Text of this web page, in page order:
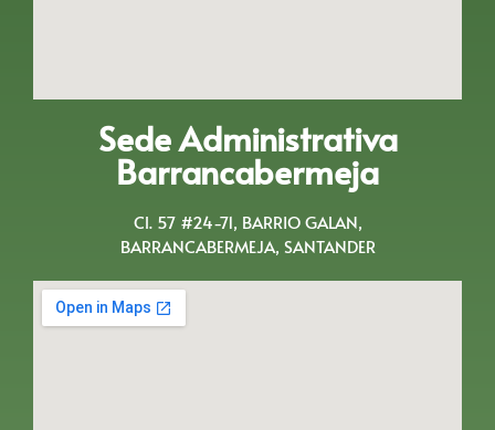
Sede Administrativa
Barrancabermeja
Cl. 57 #24-71, BARRIO GALAN,
BARRANCABERMEJA, SANTANDER